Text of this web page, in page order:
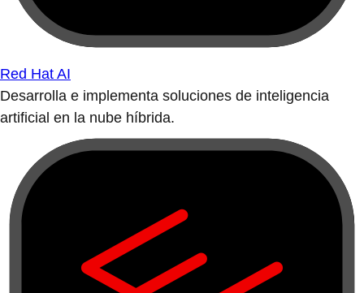
Red Hat AI
Desarrolla e implementa soluciones de inteligencia
artificial en la nube híbrida.